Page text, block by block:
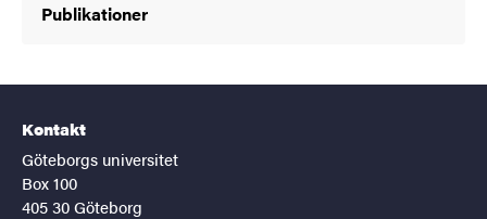
Publikationer
Kontakt
Göteborgs universitet
Box 100
405 30 Göteborg